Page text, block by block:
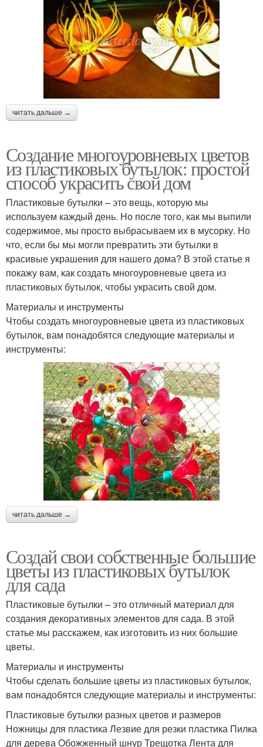
читать дальше →
Создание многоуровневых цветов
из пластиковых бутылок: простой
способ украсить свой дом
Пластиковые бутылки – это вещь, которую мы
используем каждый день. Но после того, как мы выпили
содержимое, мы просто выбрасываем их в мусорку. Но
что, если бы мы могли превратить эти бутылки в
красивые украшения для нашего дома? В этой статье я
покажу вам, как создать многоуровневые цвета из
пластиковых бутылок, чтобы украсить свой дом.
Материалы и инструменты
Чтобы создать многоуровневые цвета из пластиковых
бутылок, вам понадобятся следующие материалы и
инструменты:
читать дальше →
Создай свои собственные большие
цветы из пластиковых бутылок
для сада
Пластиковые бутылки – это отличный материал для
создания декоративных элементов для сада. В этой
статье мы расскажем, как изготовить из них большие
цветы.
Материалы и инструменты
Чтобы сделать большие цветы из пластиковых бутылок,
вам понадобятся следующие материалы и инструменты:
Пластиковые бутылки разных цветов и размеров
Ножницы для пластика Лезвие для резки пластика Пилка
для дерева Обожженный шнур Трещотка Лента для